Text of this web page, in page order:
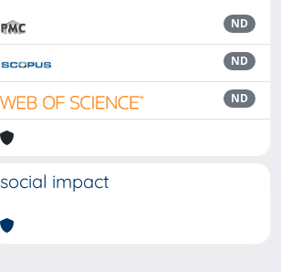
ND
ND
ND
social impact